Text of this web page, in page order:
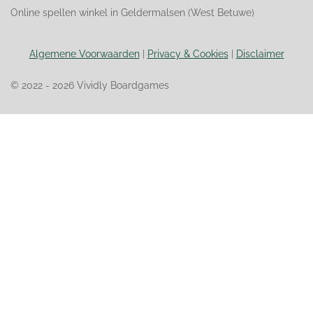
Online spellen winkel in Geldermalsen (West Betuwe)
Algemene Voorwaarden| Privacy & Cookies| Disclaimer
© 2022 - 2026 Vividly Boardgames